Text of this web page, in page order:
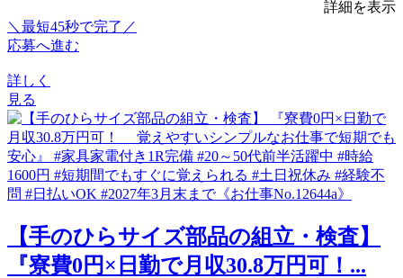
詳細を表示
＼最短45秒で完了／
応募へ進む
詳しく
見る
【手のひらサイズ部品の組立・検査】
『寮費0円×日勤で月収30.8万円可！...